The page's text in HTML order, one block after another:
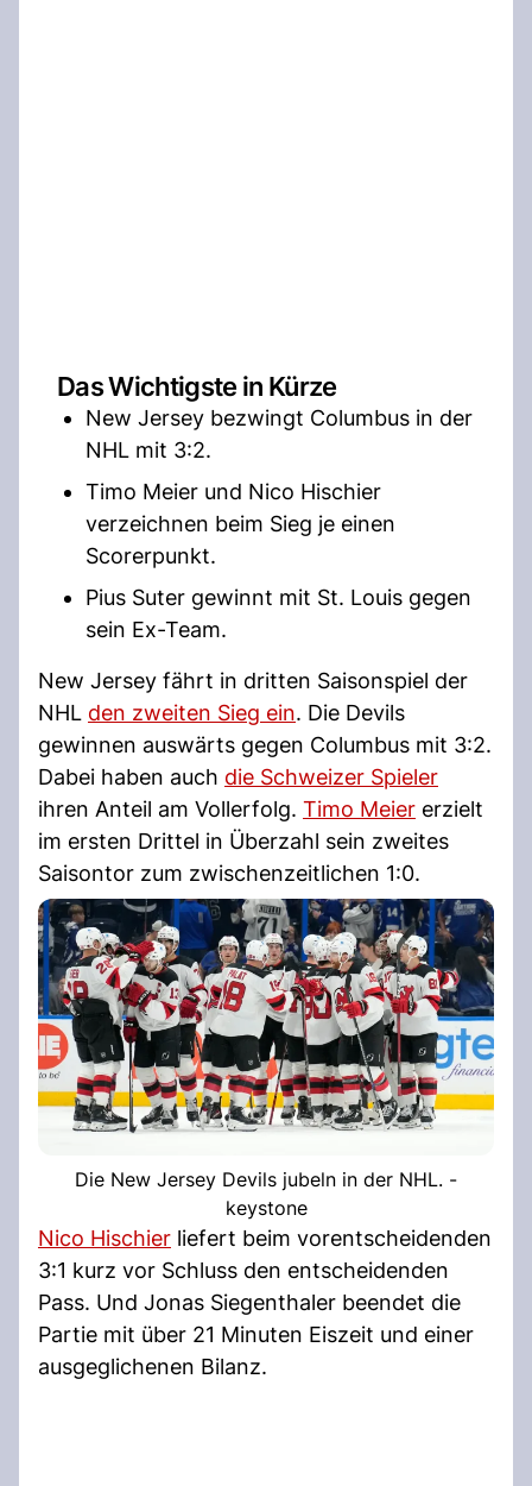
Das Wichtigste in Kürze
New Jersey bezwingt Columbus in der
NHL mit 3:2.
Timo Meier und Nico Hischier
verzeichnen beim Sieg je einen
Scorerpunkt.
Pius Suter gewinnt mit St. Louis gegen
sein Ex-Team.
New Jersey fährt in dritten Saisonspiel der
NHL den zweiten Sieg ein. Die Devils
gewinnen auswärts gegen Columbus mit 3:2.
Dabei haben auch die Schweizer Spieler
ihren Anteil am Vollerfolg. Timo Meier erzielt
im ersten Drittel in Überzahl sein zweites
Saisontor zum zwischenzeitlichen 1:0.
Die New Jersey Devils jubeln in der NHL. -
keystone
Nico Hischier liefert beim vorentscheidenden
3:1 kurz vor Schluss den entscheidenden
Pass. Und Jonas Siegenthaler beendet die
Partie mit über 21 Minuten Eiszeit und einer
ausgeglichenen Bilanz.